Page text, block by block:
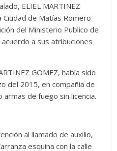
ELIEL MARTINEZ
Ciudad de Matías Romero
del Ministerio Publico de
a sus atribuciones
GOMEZ, había sido
del 2015, en compañía de
de fuego sin licencia.
al llamado de auxilio,
esquina con la calle